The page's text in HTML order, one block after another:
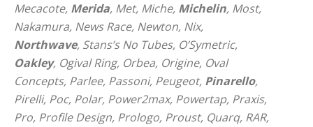
Mecacote, Merida, Met, Miche, Michelin, Most,
Nakamura, News Race, Newton, Nix,
Northwave, Stans’s No Tubes, O’Symetric,
Oakley, Ogival Ring, Orbea, Origine, Oval
Concepts, Parlee, Passoni, Peugeot, Pinarello,
Pirelli, Poc, Polar, Power2max, Powertap, Praxis,
Pro, Profile Design, Prologo, Proust, Quarq, RAR,